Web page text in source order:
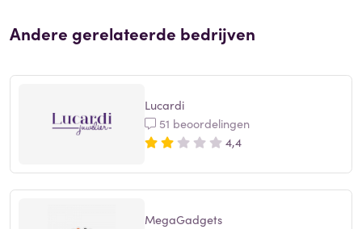
Andere gerelateerde bedrijven
Lucardi
51 beoordelingen
4,4
MegaGadgets